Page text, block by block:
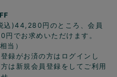
込)44,280円のところ、会員
でお求めいただけます。
当）
録がお済の方はログインし
は新規会員登録をしてご利用